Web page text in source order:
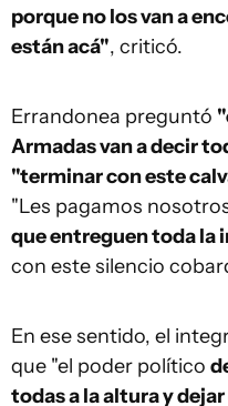
porque no los van a
están acá", criticó.
Errandonea preguntó
Armadas van a decir
"terminar con este
"Les pagamos
que entreguen toda la
con este silencio
En ese sentido, el
que "el poder político
todas a la altura y